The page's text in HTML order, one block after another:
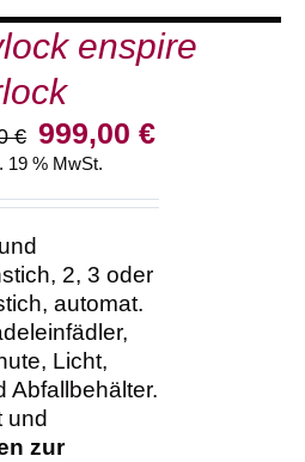
enspire
€ Ursprünglicher
Preis
1.098,00 €
999,00€Aktueller
999,00 €.
19 % MwSt.
2, 3 oder
automat.
Licht,
Abfallbehälter.
und
zur